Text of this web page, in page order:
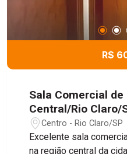
R$
Sala Comercial de 16
Central/Rio Claro/
Centro - Rio Claro/SP
Excelente sala
na região central da